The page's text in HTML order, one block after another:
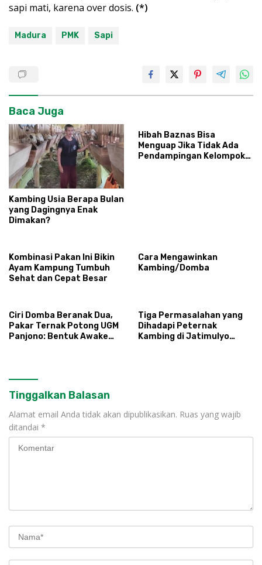
sapi mati, karena over dosis. (*)
Madura PMK Sapi
Baca Juga
Kambing Usia Berapa Bulan
yang Dagingnya Enak
Dimakan?
Hibah Baznas Bisa
Menguap Jika Tidak Ada
Pendampingan Kelompok
Kombinasi Pakan Ini Bikin
Ayam Kampung Tumbuh
Sehat dan Cepat Besar
Cara Mengawinkan
Kambing/Domba
Ciri Domba Beranak Dua,
Pakar Ternak Potong UGM
Panjono: Bentuk Awake
Tiga Permasalahan yang
Dihadapi Peternak
Kambing di Jatimulyo
Tinggalkan Balasan
Alamat email Anda tidak akan dipublikasikan. Ruas yang wajib
ditandai *